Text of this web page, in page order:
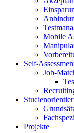
Mobile
Self-
Job-
Projekte